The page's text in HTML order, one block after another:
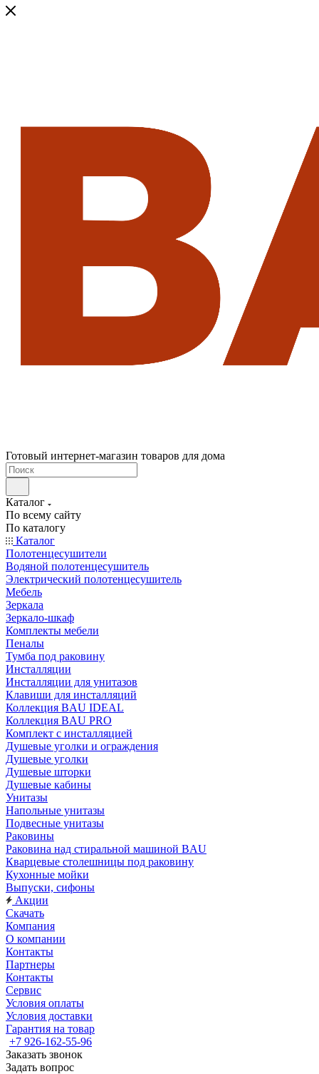
Готовый интернет-магазин товаров для дома
Каталог
По всему сайту
По каталогу
Каталог
Полотенцесушители
Водяной полотенцесушитель
Электрический полотенцесушитель
Мебель
Зеркала
Зеркало-шкаф
Комплекты мебели
Пеналы
Тумба под раковину
Инсталляции
Инсталляции для унитазов
Клавиши для инсталляций
Коллекция BAU IDEAL
Коллекция BAU PRO
Комплект с инсталляцией
Душевые уголки и ограждения
Душевые уголки
Душевые шторки
Душевые кабины
Унитазы
Напольные унитазы
Подвесные унитазы
Раковины
Раковина над стиральной машиной BAU
Кварцевые столешницы под раковину
Кухонные мойки
Выпуски, сифоны
Акции
Скачать
Компания
О компании
Контакты
Партнеры
Контакты
Сервис
Условия оплаты
Условия доставки
Гарантия на товар
+7 926-162-55-96
Заказать звонок
Задать вопрос